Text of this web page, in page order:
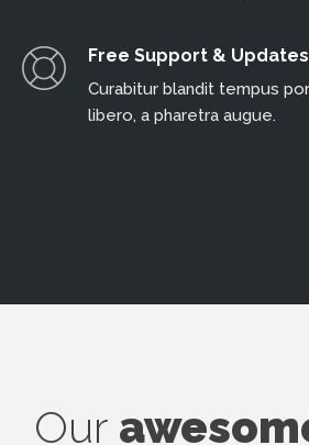
Free Support & Updates
Curabitur blandit tempus
libero, a pharetra augue.
Our